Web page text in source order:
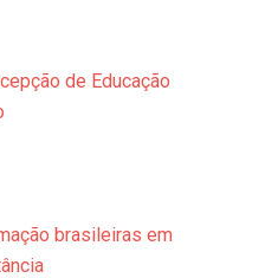
de Educação
brasileiras em